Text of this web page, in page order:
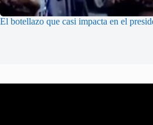
El botellazo que casi impacta en el